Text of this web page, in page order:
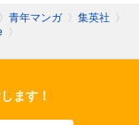
〉 青年マンガ 〉 集英社 〉
〉
ます！